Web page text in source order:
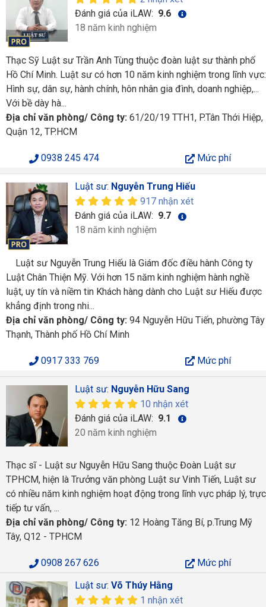
Đánh giá của iLAW: 9.6
18 năm kinh nghiệm
Thạc Sỹ Luật sư Trần Anh Tùng thuộc đoàn luật sư thành phố
Hồ Chí Minh. Luật sư có hơn 10 năm kinh nghiệm trong lĩnh vực:
Hình sự, dân sự, hành chính, hôn nhân gia đình, doanh nghiệp,...
Với bề dày hà...
Địa chỉ văn phòng/ Công ty: 61/20/19 TTH1, P.Tân Thới Hiệp,
Quận 12, TP.HCM
0938 245 474 Mức phí
Luật sư: Nguyễn Trung Hiếu
917 nhận xét
Đánh giá của iLAW: 9.7
18 năm kinh nghiệm
Luật sư Nguyễn Trung Hiếu là Giám đốc điều hành Công ty
Luật Chân Thiện Mỹ. Với hơn 15 năm kinh nghiệm hành nghề
luật, uy tín và niềm tin Khách hàng dành cho Luật sư Hiếu được
khẳng định trong nhi...
Địa chỉ văn phòng/ Công ty: 94 Nguyễn Hữu Tiến, phường Tây
Thạnh, Thành phố Hồ Chí Minh
0917 333 769 Mức phí
Luật sư: Nguyễn Hữu Sang
10 nhận xét
Đánh giá của iLAW: 9.1
20 năm kinh nghiệm
Thạc sĩ - Luật sư Nguyễn Hữu Sang thuộc Đoàn Luật sư
TPHCM, hiện là Trưởng văn phòng Luật sư Vinh Tiến, Luật sư
có nhiều năm kinh nghiệm hoạt động trong lĩnh vực pháp lý, trực
tiếp tư vấn, ...
Địa chỉ văn phòng/ Công ty: 12 Hoàng Tăng Bí, p.Trung Mỹ
Tây, Q12 - TPHCM
0908 267 626
Mức phí
Luật sư: Võ Thúy Hằng
1 nhận xét